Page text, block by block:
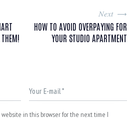
Next
HOW TO AVOID OVERPAYING FOR
YOUR STUDIO APARTMENT
website in this browser for the next time I